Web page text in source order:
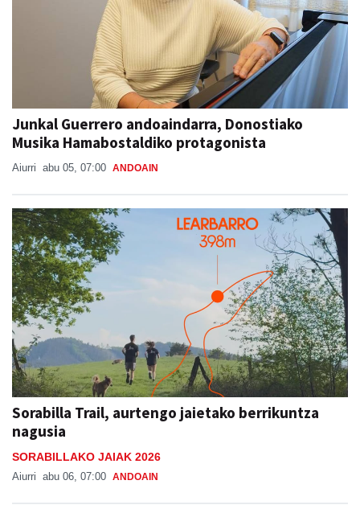
Junkal Guerrero andoaindarra, Donostiako
Musika Hamabostaldiko protagonista
Aiurri abu 05, 07:00 ANDOAIN
Sorabilla Trail, aurtengo jaietako berrikuntza
nagusia
SORABILLAKO JAIAK 2026
Aiurri abu 06, 07:00 ANDOAIN